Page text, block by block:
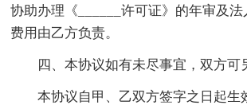
协助办理《______许可证》的年审及法
费用由乙方负责。
四、本协议如有未尽事宜，双方可
本协议自甲、乙双方签字之日起生